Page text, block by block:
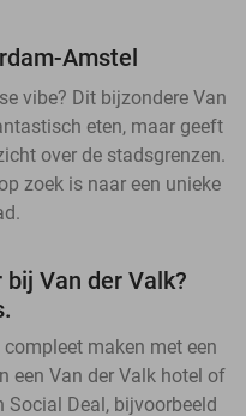
Amstel
vibe? Dit bijzondere Van
eten, maar geeft
over de stadsgrenzen.
zoek is naar een unieke
Van der Valk?
maken met een
een Van der Valk hotel of
Social Deal, bijvoorbeeld